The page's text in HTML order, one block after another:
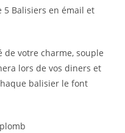
Balisiers en émail et
de votre charme, souple
lors de vos diners et
balisier le font